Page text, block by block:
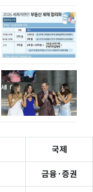
국제
금융·증권